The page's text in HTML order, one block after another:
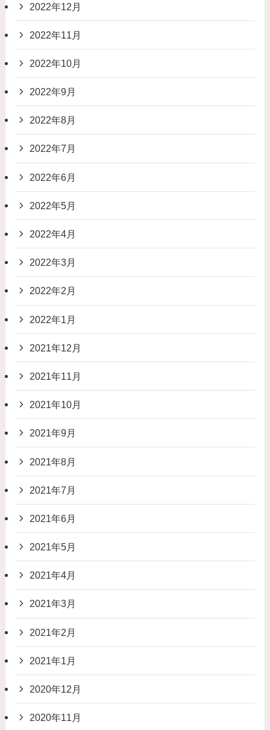
2022年12月
2022年11月
2022年10月
2022年9月
2022年8月
2022年7月
2022年6月
2022年5月
2022年4月
2022年3月
2022年2月
2022年1月
2021年12月
2021年11月
2021年10月
2021年9月
2021年8月
2021年7月
2021年6月
2021年5月
2021年4月
2021年3月
2021年2月
2021年1月
2020年12月
2020年11月